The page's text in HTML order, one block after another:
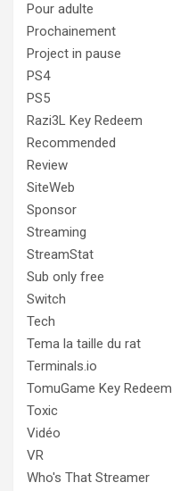
Pour adulte
Prochainement
Project in pause
PS4
PS5
Razi3L Key Redeem
Recommended
Review
SiteWeb
Sponsor
Streaming
StreamStat
Sub only free
Switch
Tech
Tema la taille du rat
Terminals.io
TomuGame Key Redeem
Toxic
Vidéo
VR
Who's That Streamer